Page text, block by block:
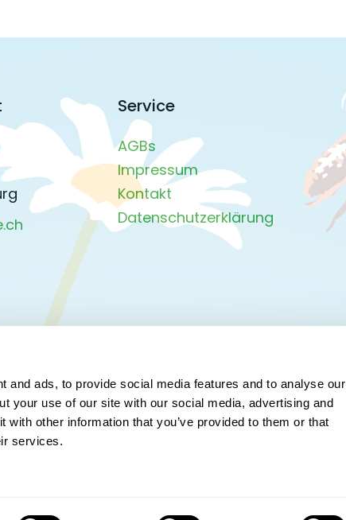
and ads, to provide social media features and to analyse our
your use of our site with our social media, advertising and
other information that you’ve provided to them or that
services.
Service
AGBs
Impressum
Kontakt
Datenschutzerklärung